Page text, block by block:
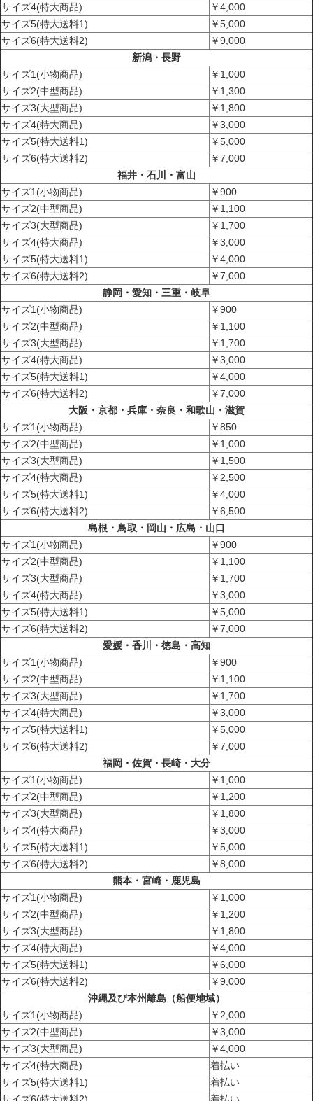
サイズ4(特大商品)
￥4,000
サイズ5(特大送料1)
￥5,000
サイズ6(特大送料2)
￥9,000
新潟・長野
サイズ1(小物商品)
￥1,000
サイズ2(中型商品)
￥1,300
サイズ3(大型商品)
￥1,800
サイズ4(特大商品)
￥3,000
サイズ5(特大送料1)
￥5,000
サイズ6(特大送料2)
￥7,000
福井・石川・富山
サイズ1(小物商品)
￥900
サイズ2(中型商品)
￥1,100
サイズ3(大型商品)
￥1,700
サイズ4(特大商品)
￥3,000
サイズ5(特大送料1)
￥4,000
サイズ6(特大送料2)
￥7,000
静岡・愛知・三重・岐阜
サイズ1(小物商品)
￥900
サイズ2(中型商品)
￥1,100
サイズ3(大型商品)
￥1,700
サイズ4(特大商品)
￥3,000
サイズ5(特大送料1)
￥4,000
サイズ6(特大送料2)
￥7,000
大阪・京都・兵庫・奈良・和歌山・滋賀
サイズ1(小物商品)
￥850
サイズ2(中型商品)
￥1,000
サイズ3(大型商品)
￥1,500
サイズ4(特大商品)
￥2,500
サイズ5(特大送料1)
￥4,000
サイズ6(特大送料2)
￥6,500
島根・鳥取・岡山・広島・山口
サイズ1(小物商品)
￥900
サイズ2(中型商品)
￥1,100
サイズ3(大型商品)
￥1,700
サイズ4(特大商品)
￥3,000
サイズ5(特大送料1)
￥5,000
サイズ6(特大送料2)
￥7,000
愛媛・香川・徳島・高知
サイズ1(小物商品)
￥900
サイズ2(中型商品)
￥1,100
サイズ3(大型商品)
￥1,700
サイズ4(特大商品)
￥3,000
サイズ5(特大送料1)
￥5,000
サイズ6(特大送料2)
￥7,000
福岡・佐賀・長崎・大分
サイズ1(小物商品)
￥1,000
サイズ2(中型商品)
￥1,200
サイズ3(大型商品)
￥1,800
サイズ4(特大商品)
￥3,000
サイズ5(特大送料1)
￥5,000
サイズ6(特大送料2)
￥8,000
熊本・宮崎・鹿児島
サイズ1(小物商品)
￥1,000
サイズ2(中型商品)
￥1,200
サイズ3(大型商品)
￥1,800
サイズ4(特大商品)
￥4,000
サイズ5(特大送料1)
￥6,000
サイズ6(特大送料2)
￥9,000
沖縄及び本州離島（船便地域）
サイズ1(小物商品)
￥2,000
サイズ2(中型商品)
￥3,000
サイズ3(大型商品)
￥4,000
サイズ4(特大商品)
着払い
サイズ5(特大送料1)
着払い
サイズ6(特大送料2)
着払い